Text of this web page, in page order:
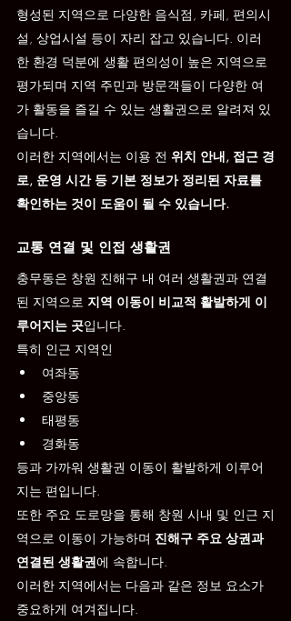
형성된 지역으로 다양한 음식점, 카페, 편의시
설, 상업시설 등이 자리 잡고 있습니다. 이러
한 환경 덕분에 생활 편의성이 높은 지역으로
평가되며 지역 주민과 방문객들이 다양한 여
가 활동을 즐길 수 있는 생활권으로 알려져 있
습니다.
이러한 지역에서는 이용 전 위치 안내, 접근 경
로, 운영 시간 등 기본 정보가 정리된 자료를
확인하는 것이 도움이 될 수 있습니다.
교통 연결 및 인접 생활권
충무동은 창원 진해구 내 여러 생활권과 연결
된 지역으로 지역 이동이 비교적 활발하게 이
루어지는 곳입니다.
특히 인근 지역인
여좌동
중앙동
태평동
경화동
등과 가까워 생활권 이동이 활발하게 이루어
지는 편입니다.
또한 주요 도로망을 통해 창원 시내 및 인근 지
역으로 이동이 가능하며 진해구 주요 상권과
연결된 생활권에 속합니다.
이러한 지역에서는 다음과 같은 정보 요소가
중요하게 여겨집니다.